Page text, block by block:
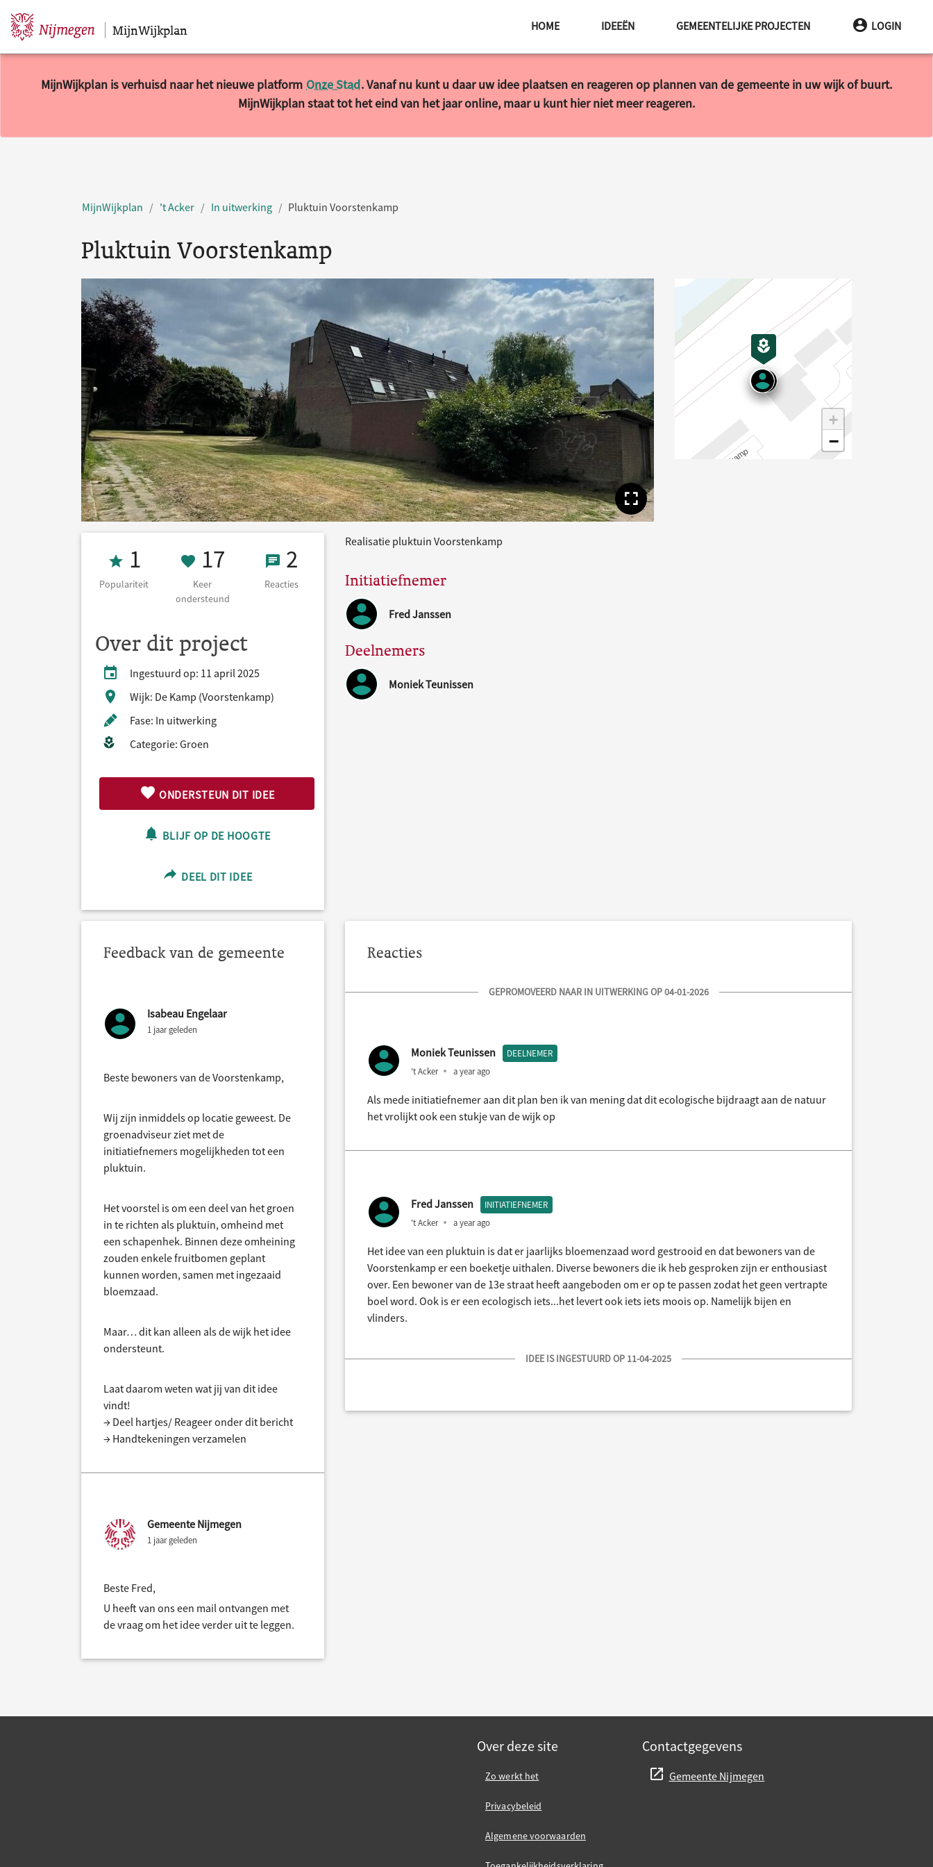
Sla navigatie over MijnWijkplan HOME IDEEËN GEMEENTELIJKE PROJECTEN LOGIN
MijnWijkplan is verhuisd naar het nieuwe platform Onze Stad. Vanaf nu kunt u daar uw idee plaatsen en reageren op plannen van de gemeente in uw wijk of buurt.
MijnWijkplan staat tot het eind van het jaar online, maar u kunt hier niet meer reageren.
MijnWijkplan 't Acker In uitwerking Pluktuin Voorstenkamp
Pluktuin Voorstenkamp
Toon volledige afbeelding
+
−
Populariteit 1
1
Populariteit
17 Keer ondersteund
17
Keer
ondersteund
2 Reacties
2
Reacties
Over dit project
Ingestuurd op: 11 april 2025
Wijk: De Kamp (Voorstenkamp)
Fase: In uitwerking
Categorie: Groen
ONDERSTEUN DIT IDEE
BLIJF OP DE HOOGTE
DEEL DIT IDEE
Realisatie pluktuin Voorstenkamp
Initiatiefnemer
Fred Janssen
Deelnemers
Moniek Teunissen
Feedback van de gemeente
Isabeau Engelaar
1 jaar geleden
Beste bewoners van de Voorstenkamp,
Wij zijn inmiddels op locatie geweest. De
groenadviseur ziet met de
initiatiefnemers mogelijkheden tot een
pluktuin.
Het voorstel is om een deel van het groen
in te richten als pluktuin, omheind met
een schapenhek. Binnen deze omheining
zouden enkele fruitbomen geplant
kunnen worden, samen met ingezaaid
bloemzaad.
Maar… dit kan alleen als de wijk het idee
ondersteunt.
Laat daarom weten wat jij van dit idee
vindt!
→ Deel hartjes/ Reageer onder dit bericht
→ Handtekeningen verzamelen
Gemeente Nijmegen
1 jaar geleden
Beste Fred,
U heeft van ons een mail ontvangen met
de vraag om het idee verder uit te leggen.
Reacties
GEPROMOVEERD NAAR IN UITWERKING OP 04-01-2026
Moniek Teunissen DEELNEMER
't Acker a year ago
Als mede initiatiefnemer aan dit plan ben ik van mening dat dit ecologische bijdraagt aan de natuur
het vrolijkt ook een stukje van de wijk op
Fred Janssen INITIATIEFNEMER
't Acker a year ago
Het idee van een pluktuin is dat er jaarlijks bloemenzaad word gestrooid en dat bewoners van de
Voorstenkamp er een boeketje uithalen. Diverse bewoners die ik heb gesproken zijn er enthousiast
over. Een bewoner van de 13e straat heeft aangeboden om er op te passen zodat het geen vertrapte
boel word. Ook is er een ecologisch iets...het levert ook iets iets moois op. Namelijk bijen en
vlinders.
IDEE IS INGESTUURD OP 11-04-2025
Over deze site
Zo werkt het
Privacybeleid
Algemene voorwaarden
Contactgegevens
Gemeente Nijmegen